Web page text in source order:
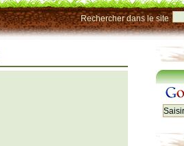
Rechercher dans le site